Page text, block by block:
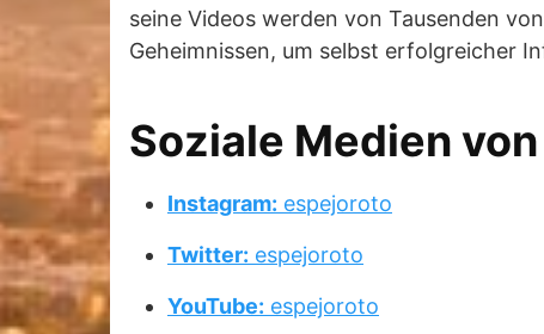
seine Videos werden von Tausenden
Geheimnissen, um selbst erfolgreicher
Soziale Medien
Instagram: espejoroto
Twitter: espejoroto
YouTube: espejoroto